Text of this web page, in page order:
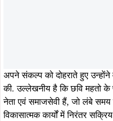
अपने संकल्प को दोहराते हुए उन्होंने
की. उल्लेखनीय है कि छवि महतो के
नेता एवं समाजसेवी हैं, जो लंबे
विकासात्मक कार्यों में निरंतर